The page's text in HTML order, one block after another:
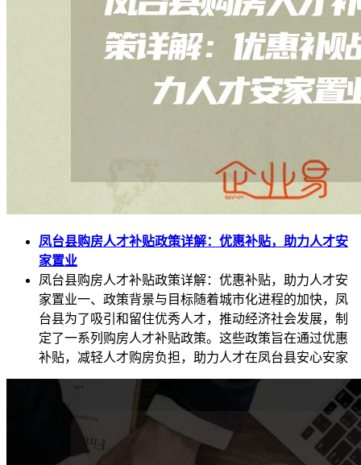
凤台县购房人才补贴政策详解：优惠补贴，助力人才安
家置业
凤台县购房人才补贴政策详解：优惠补贴，助力人才安
家置业一、政策背景与目标随着城市化进程的加快，凤
台县为了吸引和留住优秀人才，推动经济社会发展，制
定了一系列购房人才补贴政策。这些政策旨在通过优惠
补贴，减轻人才购房负担，助力人才在凤台县安心安家